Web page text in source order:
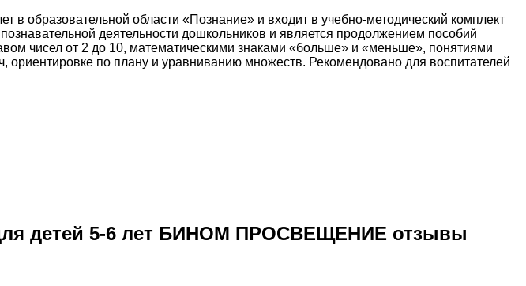
образовательной области «Познание» и входит в учебно-методический комплект
деятельности дошкольников и является продолжением пособий
чисел от 2 до 10, математическими знаками «больше» и «меньше», понятиями
ориентировке по плану и уравниванию множеств. Рекомендовано для воспитателей
детей 5-6 лет БИНОМ ПРОСВЕЩЕНИЕ отзывы